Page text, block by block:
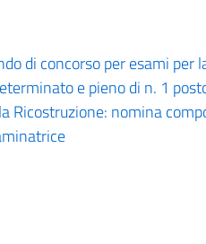
di concorso per esami per
e pieno di n. 1
Ricostruzione: nomina